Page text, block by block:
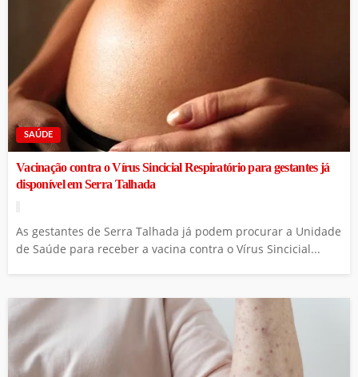
SAÚDE
Vacinação contra o Vírus Sincicial Respiratório para gestantes já
disponível em Serra Talhada
As gestantes de Serra Talhada já podem procurar a Unidade
de Saúde para receber a vacina contra o Vírus Sincicial...